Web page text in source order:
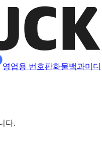
영업용 번호판화물백과미디
다.